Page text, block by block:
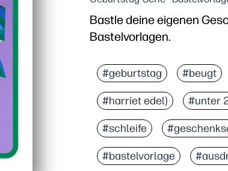
Bastle deine eigenen
Bastelvorlagen.
#geburtstag #beugt
#harriet edel) #unter
#schleife
#bastelvorlage